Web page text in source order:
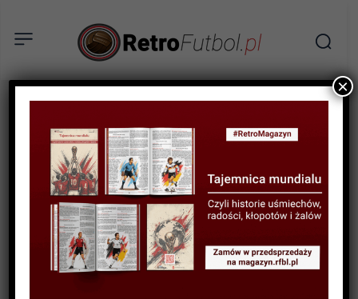
AKTUALNOŚCI KSIĄŻKI RECENZJA
„Historia Mundiali. Tom 2.
1978-2022” – recenzja
×